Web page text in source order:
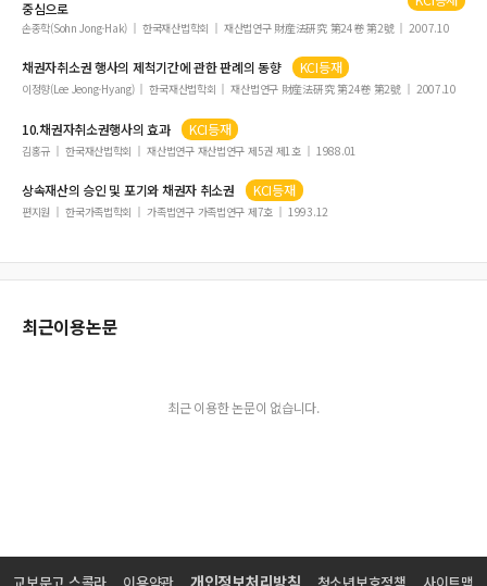
중심으로
손종학(Sohn Jong-Hak) 한국재산법학회 재산법연구 財産法硏究 第24卷 第2號 2007.10
채권자취소권행사의 제척기간에 관한 판례의 동향 KCI등재
이정향(Lee Jeong-Hyang) 한국재산법학회 재산법연구 財産法硏究 第24卷 第2號 2007.10
10.채권자취소권행사의 효과 KCI등재
김홍규 한국재산법학회 재산법연구 재산법연구 제5권 제1호 1988.01
상속재산의 승인 및 포기와채권자 취소권 KCI등재
편지원 한국가족법학회 가족법연구 가족법연구 제7호 1993.12
최근이용논문
최근 이용한 논문이 없습니다.
교보문고 스콜라 이용약관 개인정보처리방침 청소년보호정책 사이트맵